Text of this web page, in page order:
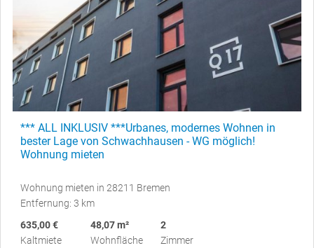
*** ALL INKLUSIV ***Urbanes, modernes Wohnen in
bester Lage von Schwachhausen - WG möglich!
Wohnung mieten
Wohnung mieten in 28211 Bremen
Entfernung: 3 km
635,00 €
Kaltmiete
48,07 m²
Wohnfläche
2
Zimmer